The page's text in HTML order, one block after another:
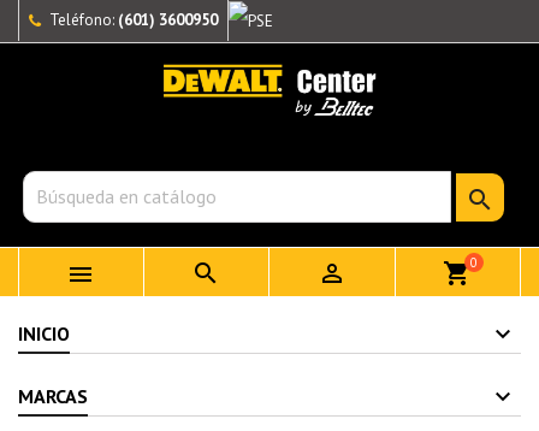
Teléfono: (601) 3600950

   shopping_cart0
INICIO
MARCAS